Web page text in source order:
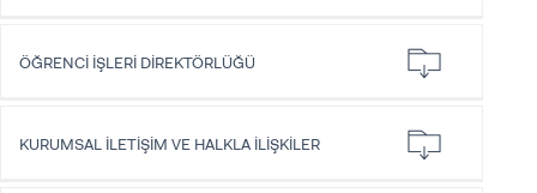
ÖĞRENCİ İŞLERİ DİREKTÖRLÜĞÜ
KURUMSAL İLETİŞİM VE HALKLA İLİŞKİLER